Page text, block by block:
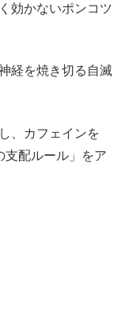
効かないポンコツ
経を焼き切る自滅
、カフェインを
支配ルール」をア